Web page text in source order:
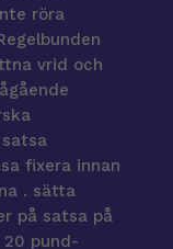
röra
vrid och
fixera innan
. sätta
på satsa på
pund-